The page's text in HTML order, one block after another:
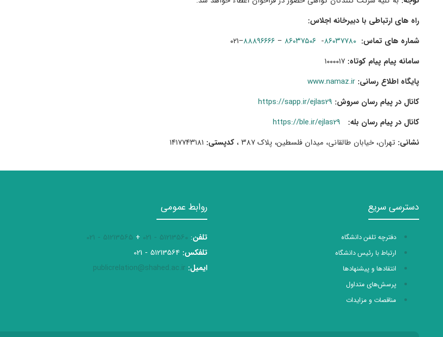
راه های ارتباطی با دبیرخانه اجلاس:
شماره های تماس: ۸۶۰۳۷۷۸۰- ۸۶۰۳۷۵۰۶ – ۸۸۸۹۶۶۶۶–۰۲۱
سامانه پیام پیام کوتاه: ۱۰۰۰۰۱۷
پایگاه اطلاع رسانی: www.namaz.ir
کانال در پیام رسان سروش: https://sapp.ir/ejlas29
کانال در پیام رسان بله:
https://ble.ir/ejlas29
نشانی: تهران، خیابان طالقانی، میدان فلسطین، پلاک ۳۸۷ ، کدپستی: ۱۴۱۷۷۴۳۱۸۱
دسترسی سریع
دفترچه تلفن دانشگاه
ارتباط با رئیس دانشگاه
انتقادها و پیشنهادها
پرسش‌های متداول
مناقصات و مزایدات
روابط عمومی
تلفن:
51213560 - 021
+
51213565 - 021
تلفکس:
ایمیل: publicrelation@shahed.ac.ir